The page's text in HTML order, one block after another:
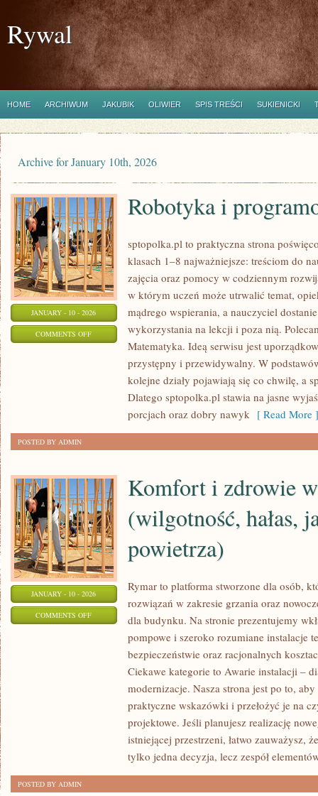
Rywal
HOME ARCHIWUM JAKUBIK OLIWIER SPIS TREŚCI SUKIENICKI
Archive for January 10th, 2026
JANUARY - 10 - 2026
COMMENTS OFFON
ROBOTYKA
PROGRAMOWANIE
Robotyka i
sptopolka.pl to praktyczna strona
klasach 1–8 najważniejsze: treściom do
zajęcia oraz pomocy w codziennym
w którym uczeń może utrwalić temat,
mądrego wspierania, a nauczyciel
wykorzystania na lekcji i poza nią.
Matematyka. Ideą serwisu jest
przystępny i przewidywalny. W
kolejne działy pojawiają się co chwilę, a
Dlatego sptopolka.pl stawia na jasne
porcjach oraz dobry nawyk [ Read More ]
POSTED BY ADMIN
JANUARY - 10 - 2026
COMMENTS OFFON
(WILGOTNOŚĆ,
POWIETRZA)
Komfort i zdrowie
(wilgotność, hałas,
powietrza)
Rymar to platforma stworzone dla osób,
rozwiązań w zakresie grzania oraz
dla budynku. Na stronie prezentujemy
pompowe i szeroko rozumiane instalacje
bezpieczeństwie oraz racjonalnych
Ciekawe kategorie to Awarie instalacji –
modernizacje. Nasza strona jest po to,
praktyczne wskazówki i przełożyć je na
projektowe. Jeśli planujesz realizację
istniejącej przestrzeni, łatwo zauważysz,
tylko jedna decyzja, lecz zespół
POSTED BY ADMIN